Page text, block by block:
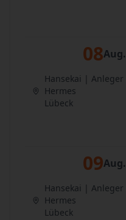
08
Hansekai | Anleger
Hermes
Lübeck
09
Hansekai | Anleger
Hermes
Lübeck